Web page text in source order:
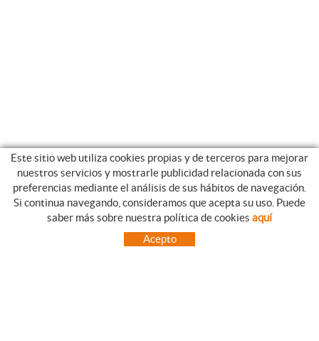
GUIA DE COMPRA
COMO REALIZAR SUS PEDIDOS
PREGUNTAS FRECUENTES
Este sitio web utiliza cookies propias y de terceros para mejorar
nuestros servicios y mostrarle publicidad relacionada con sus
preferencias mediante el análisis de sus hábitos de navegación.
Si continua navegando, consideramos que acepta su uso. Puede
saber más sobre nuestra política de cookies aquí
Acepto